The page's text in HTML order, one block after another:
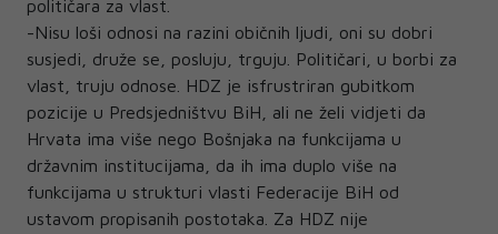
političara za vlast.
-Nisu loši odnosi na razini običnih ljudi, oni su dobri
susjedi, druže se, posluju, trguju. Političari, u borbi za
vlast, truju odnose. HDZ je isfrustriran gubitkom
pozicije u Predsjedništvu BiH, ali ne želi vidjeti da
Hrvata ima više nego Bošnjaka na funkcijama u
državnim institucijama, da ih ima duplo više na
funkcijama u strukturi vlasti Federacije BiH od
ustavom propisanih postotaka. Za HDZ nije